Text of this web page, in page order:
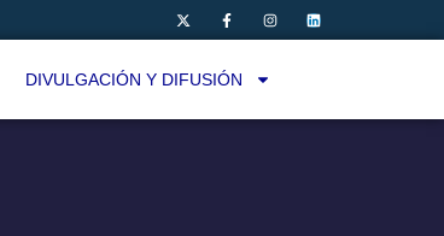
DIVULGACIÓN Y DIFUSIÓN